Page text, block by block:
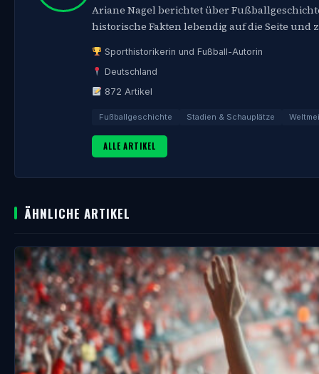
Ariane Nagel berichtet über
historische Fakten lebendig auf die Seite
Sporthistorikerin und Fußball-Autorin
Deutschland
872 Artikel
Fußballgeschichte Stadien & Schauplätze
ALLE ARTIKEL
ÄHNLICHE ARTIKEL